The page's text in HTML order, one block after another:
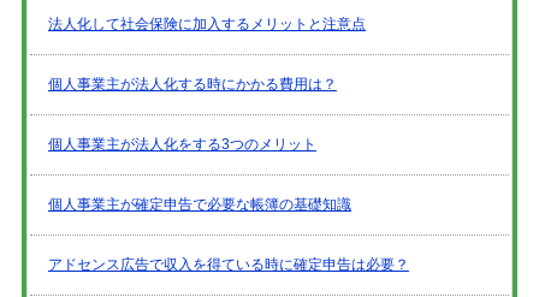
法人化して社会保険に加入するメリットと注意点
個人事業主が法人化する時にかかる費用は？
個人事業主が法人化をする3つのメリット
個人事業主が確定申告で必要な帳簿の基礎知識
アドセンス広告で収入を得ている時に確定申告は必要？